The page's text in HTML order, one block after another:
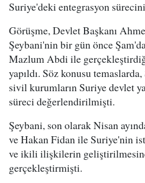
Suriye'deki entegrasyon
Görüşme, Devlet Başkanı
Şeybani'nin bir gün önce
Mazlum Abdi ile
yapıldı. Söz konusu
sivil kurumların Suriye devlet
süreci değerlendirilmişti.
Şeybani, son olarak Nisan
ve Hakan Fidan ile Suriye'nin
ve ikili ilişkilerin
gerçekleştirmişti.